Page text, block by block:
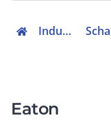
Industriele componenten
Eaton